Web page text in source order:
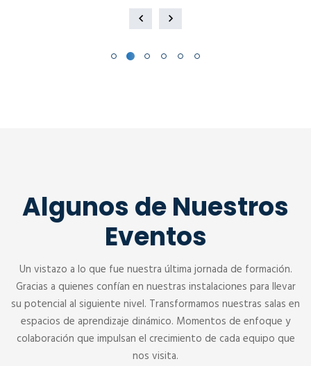
Alquila nuestra Sala Anfiteatro para 40
personas. El diseño escalonado garantiza
Algunos de Nuestros
Eventos
Un vistazo a lo que fue nuestra última jornada de formación.
Gracias a quienes confían en nuestras instalaciones para llevar
su potencial al siguiente nivel. Transformamos nuestras salas en
espacios de aprendizaje dinámico. Momentos de enfoque y
colaboración que impulsan el crecimiento de cada equipo que
nos visita.